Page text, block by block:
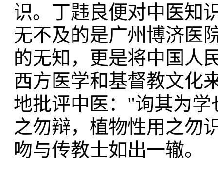
识。丁韪良便对中医知
无不及的是广州博济医
的无知，更是将中国人
西方医学和基督教文化
地批评中医："询其为
之勿辩，植物性用之勿
吻与传教士如出一辙。